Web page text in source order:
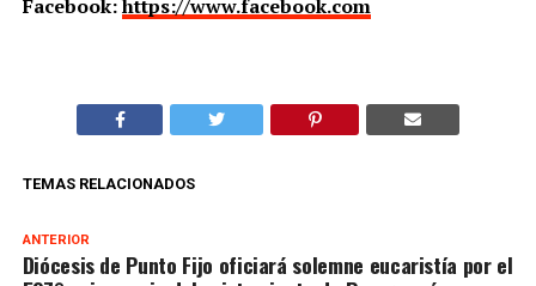
Facebook:https://www.facebook.com
TEMAS RELACIONADOS
ANTERIOR
Diócesis de Punto Fijo oficiará solemne eucaristía por el